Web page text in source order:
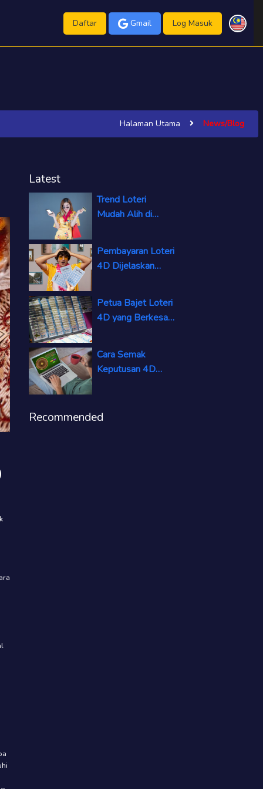
Daftar Gmail Log Masuk
Halaman Utama News/Blog
Latest
Trend Loteri
Mudah Alih di
Meningkat
Pembayaran Loteri
4D Dijelaskan
Sekarang
Petua Bajet Loteri
4D yang Berkesan
Bertanggungjawab
Cara Semak
Keputusan 4D
Tepat Hari Ini
Recommended